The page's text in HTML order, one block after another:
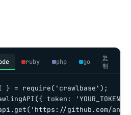
ruby php go
复
制
} = require('crawlbase');
token:
github.com/